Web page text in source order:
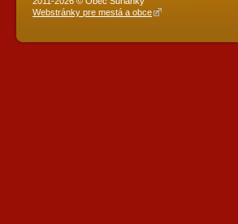
Webstránky pre mestá a obce